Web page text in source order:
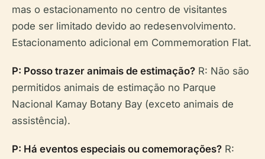
mas o estacionamento no centro de visitantes
pode ser limitado devido ao redesenvolvimento.
Estacionamento adicional em Commemoration Flat.
P: Posso trazer animais de estimação? R: Não são
permitidos animais de estimação no Parque
Nacional Kamay Botany Bay (exceto animais de
assistência).
P: Há eventos especiais ou comemorações? R: